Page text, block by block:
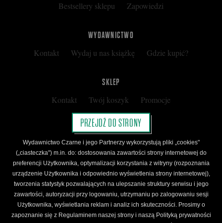
Bestsellery sklepu
Zapowiedzi
WYDAWNICTWO
Kontakt Wydaj u nas książkę Gdzie kupić?
SKLEP
Kontakt Twój koszyk
Promocje
Kup kartę podarunkową
Nota prawna
Regulamin
Polityka prywatności
Regulamin Klubu Czarnego
Regulamin Karty Podarunkowej
ŚLEDŹ CZARNE
Facebook YouTube Instagram Newsletter
PRZEJDŹ DO STRONY
Wydawnictwo Czarne i jego Partnerzy wykorzystują pliki „cookies"
(„ciasteczka") m.in. do: dostosowania zawartości strony internetowej do
preferencji Użytkownika, optymalizacji korzystania z witryny (rozpoznania
urządzenie Użytkownika i odpowiednio wyświetlenia strony internetowej),
tworzenia statystyk pozwalających na ulepszanie struktury serwisu i jego
zawartości, autoryzacji przy logowaniu, utrzymaniu po zalogowaniu sesji
Użytkownika, wyświetlania reklam i analiz ich skuteczności. Prosimy o
zapoznanie się z Regulaminem naszej strony i naszą Polityką prywatności